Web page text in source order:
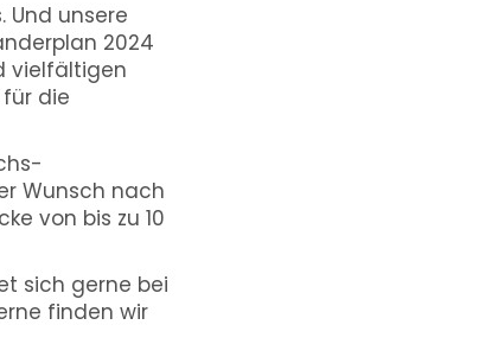
Und unsere
2024
vielfältigen
die
Wunsch nach
von bis zu 10
sich gerne bei
finden wir